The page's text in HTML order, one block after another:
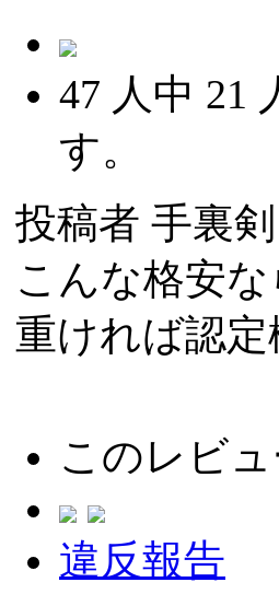
47 人中 21
す。
投稿者 手裏剣
こんな格安
重ければ認
このレビ
違反報告